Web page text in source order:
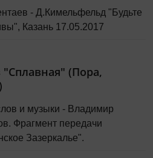
- Д.Кимельфельд "Будьте
Казань 17.05.2017
(Пора,
и музыки - Владимир
Зазеркалье".